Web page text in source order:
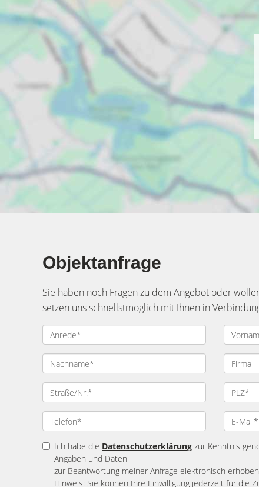
Objektanfrage
Sie haben noch Fragen zu dem Angebot oder
setzen uns schnellstmöglich mit Ihnen in
Ich habe die Datenschutzerklärung zur Kenntnis
Angaben und Daten
zur Beantwortung meiner Anfrage elektronisch
Hinweis: Sie können Ihre Einwilligung jederzeit für die